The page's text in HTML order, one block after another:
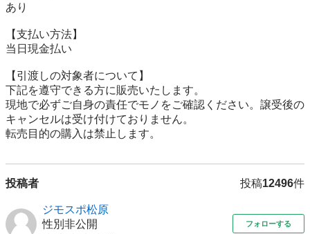
あり
【⽀払い⽅法】
当日現金払い
【引渡しの対象者について】
下記を遵守できる⽅に販売いたします。
現地で必ずご⾃⾝の責任でモノをご確認ください。譲受後の
キャンセルは受け付けておりません。
転売⽬的の購⼊は禁⽌します。
投稿者 投稿12496件
ジモスポ松原
性別非公開
フォローする